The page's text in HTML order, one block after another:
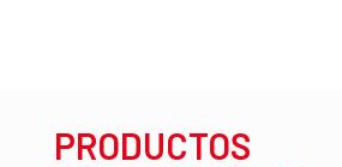
PRODUCTOS